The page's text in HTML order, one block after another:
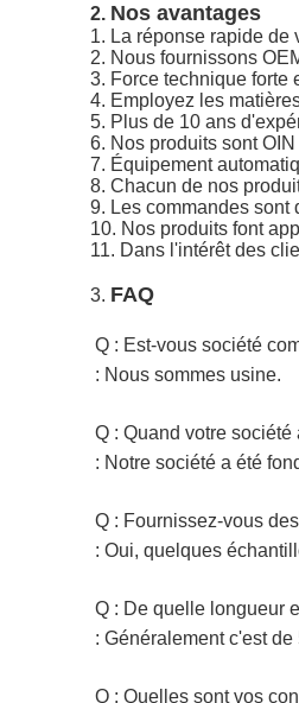
2. Nos avantages
1. La réponse rapide de
2. Nous fournissons
3. Force technique forte
4. Employez les
5. Plus de 10 ans
6. Nos produits sont
7. Équipement
8. Chacun de nos
9. Les commandes sont
10. Nos produits font
11. Dans l'intérêt des
3. FAQ
Q : Est-vous société
: Nous sommes usine.
Q : Quand votre
: Notre société a été
Q : Fournissez-vous
: Oui, quelques
Q : De quelle longueur
: Généralement c'est
Q : Quelles sont vos